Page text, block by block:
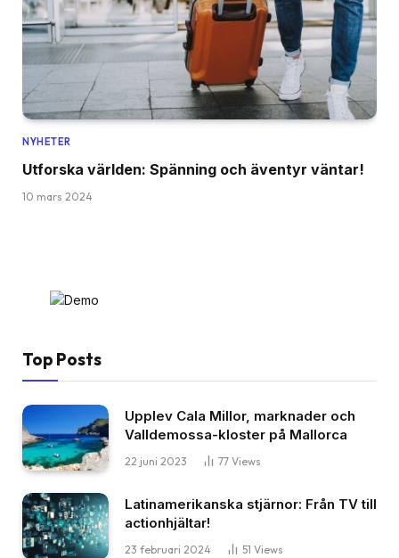
NYHETER
Utforska världen: Spänning och äventyr väntar!
10 mars 2024
Top Posts
Upplev Cala Millor, marknader och
Valldemossa-kloster på Mallorca
22 juni 2023 77 Views
Latinamerikanska stjärnor: Från TV till
actionhjältar!
23 februari 2024 51 Views